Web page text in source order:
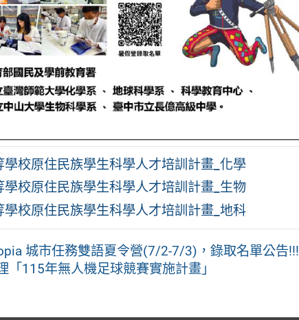
校原住民族學生科學人才培訓計畫_化學
校原住民族學生科學人才培訓計畫_生物
校原住民族學生科學人才培訓計畫_地科
城市任務雙語夏令營(7/2-7/3)，錄取名單公告!!!
「115年無人機足球競賽實施計畫」